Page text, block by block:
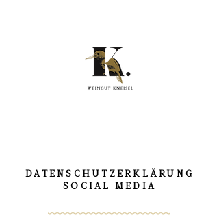
DATENSCHUTZERKLÄRUNG
SOCIAL MEDIA